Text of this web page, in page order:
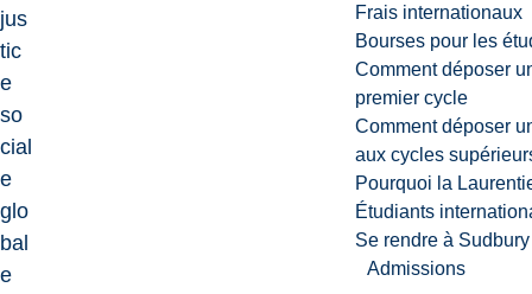
Frais internationaux
Bourses pour les
Comment déposer
premier cycle
Comment déposer
aux cycles
Pourquoi la
Étudiants
Se rendre à Sudbury
Admissions
jus
tic
e
so
cial
e
glo
bal
e